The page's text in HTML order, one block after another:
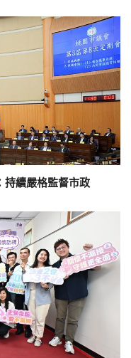
續嚴格監督市政